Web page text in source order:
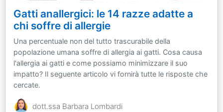
Gatti anallergici: le 14 razze adatte a
chi soffre di allergie
Una percentuale non del tutto trascurabile della
popolazione umana soffre di allergia ai gatti. Cosa causa
l'allergia ai gatti e come possiamo minimizzare il suo
impatto? Il seguente articolo vi fornirà tutte le risposte che
cercate.
dott.ssa Barbara Lombardi